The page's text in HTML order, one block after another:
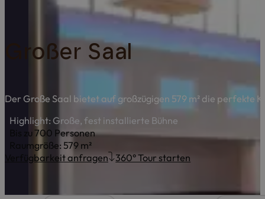
Großer Saal
Der Große Saal bietet auf großzügigen 579 m² die perfekte
Highlight: Große, fest installierte Bühne
Bis zu 700 Personen
Raumgröße: 579 m²
Verfügbarkeit anfragen
360° Tour starten